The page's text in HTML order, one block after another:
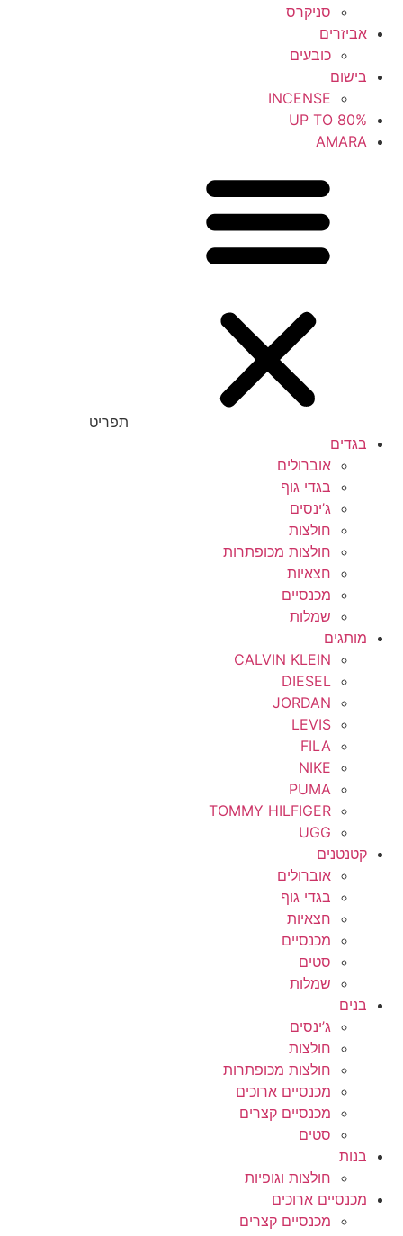
סניקרס
אביזרים
כובעים
בישום
INCENSE
UP TO 80%
AMARA
תפריט
בגדים
אוברולים
בגדי גוף
ג’ינסים
חולצות
חולצות מכופתרות
חצאיות
מכנסיים
שמלות
מותגים
CALVIN KLEIN
DIESEL
JORDAN
LEVIS
FILA
NIKE
PUMA
TOMMY HILFIGER
UGG
קטנטנים
אוברולים
בגדי גוף
חצאיות
מכנסיים
סטים
שמלות
בנים
ג’ינסים
חולצות
חולצות מכופתרות
מכנסיים ארוכים
מכנסיים קצרים
סטים
בנות
חולצות וגופיות
מכנסיים ארוכים
מכנסיים קצרים